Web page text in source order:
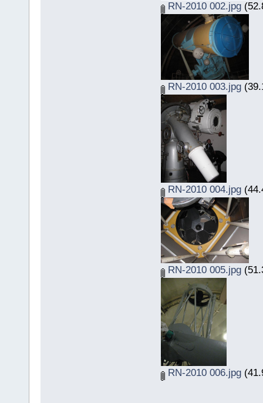
RN-2010 002.jpg
RN-2010 003.jpg
RN-2010 004.jpg
RN-2010 005.jpg
RN-2010 006.jpg